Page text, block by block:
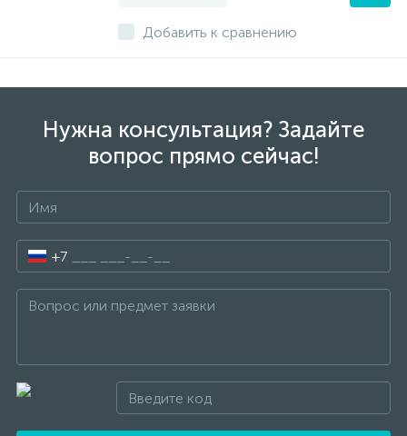
Добавить к сравнению
Нужна консультация? Задайте
вопрос прямо сейчас!
+7